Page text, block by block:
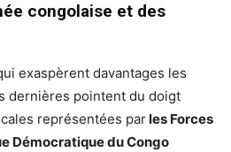
congolaise et des
exaspèrent davantages les
dernières pointent du doigt
représentées parles Forces
Démocratique du Congo